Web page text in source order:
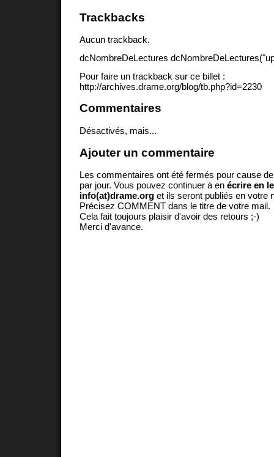
Trackbacks
Aucun trackback.
dcNombreDeLectures
Pour faire un trackback sur ce billet :
http://archives.drame.org/blog/tb.php?id=2230
Commentaires
Désactivés, mais...
Ajouter un commentaire
Les commentaires ont été fermés pour cause
par jour. Vous pouvez continuer à en écrire en
info(at)drame.org et ils seront publiés en votre
Précisez COMMENT dans le titre de votre mail.
Cela fait toujours plaisir d'avoir des retours ;-)
Merci d'avance.